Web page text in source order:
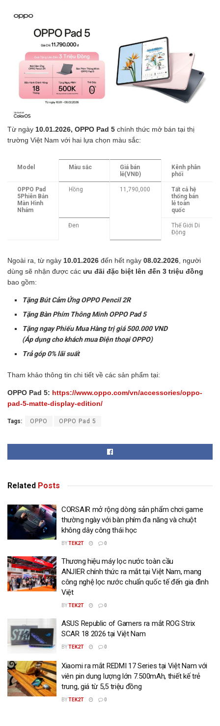
Từ ngày 10.01.2026, OPPO Pad 5 chính thức mở bán tại thị
trường Việt Nam với hai lựa chọn màu sắc:
Model Màu sắc
Giá bán
lẻ(VNĐ)
Kênh phân
phối
OPPO Pad
5Phiên Bản
Màn Hình
Nhám
Hồng 11,790,000
Tất cả hệ
thống bán
lẻ toàn
quốc
Đen
Thế Giới Di
Động
Ngoài ra, từ ngày 10.01.2026 đến hết ngày 08.02.2026 , người
dùng sẽ nhận được các ưu đãi đặc biệt lên đến 3 triệu đồng
bao gồm:
Tặng Bút Cảm Ứng OPPO Pencil 2R
Tặng Bàn Phím Thông Minh OPPO Pad 5
Tặng ngay Phiếu Mua Hàng trị giá 500.000 VND
(Áp dụng cho khách mua Điện thoại OPPO)
Trả góp 0% lãi suất
Tham khảo thông tin chi tiết về các sản phẩm tại:
OPPO Pad 5: https://www.oppo.com/vn/accessories/oppo-
pad-5-matte-display-edition/
Tags: OPPO OPPO Pad 5
Related Posts
CORSAIR mở rộng dòng sản phẩm chơi game
thường ngày với bàn phím đa năng và chuột
không dây công thái học
BYTEK2T 0
Thương hiệu máy lọc nước toàn cầu
ANJIER chính thức ra mắt tại Việt Nam, mang
công nghệ lọc nước chuẩn quốc tế đến gia đình
Việt
BYTEK2T 0
ASUS Republic of Gamers ra mắt ROG Strix
SCAR 18 2026 tại Việt Nam
BYTEK2T 0
Xiaomi ra mắt REDMI 17 Series tại Việt Nam với
viên pin dung lượng lớn 7.500mAh, thiết kế trẻ
trung, giá từ 5,5 triệu đồng
BYTEK2T 0